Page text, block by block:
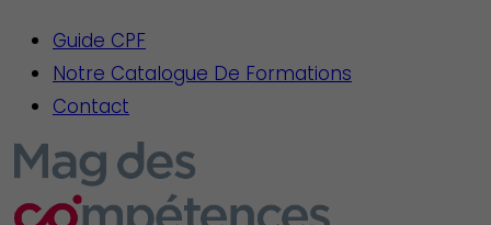
Guide CPF
Notre Catalogue De Formations
Contact